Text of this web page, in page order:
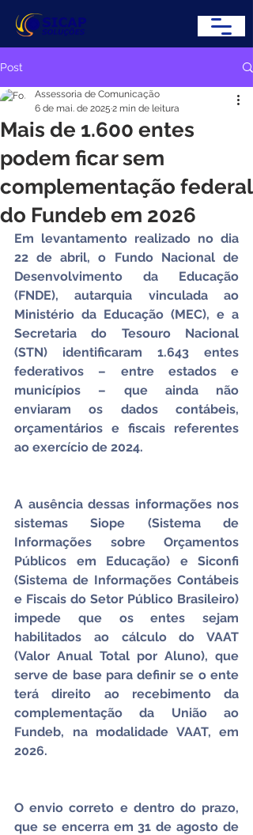
Post
Mais de 1.600 entes
podem ficar sem
complementação federal
do Fundeb em 2026
Assessoria de Comunicação
6 de mai. de 2025 2 min de leitura
Em levantamento realizado no dia
22 de abril, o Fundo Nacional de
Desenvolvimento da Educação
(FNDE), autarquia vinculada ao
Ministério da Educação (MEC), e a
Secretaria do Tesouro Nacional
(STN) identificaram 1.643 entes
federativos – entre estados e
municípios – que ainda não
enviaram os dados contábeis,
orçamentários e fiscais referentes
ao exercício de 2024.
A ausência dessas informações nos
sistemas Siope (Sistema de
Informações sobre Orçamentos
Públicos em Educação) e Siconfi
(Sistema de Informações Contábeis
e Fiscais do Setor Público Brasileiro)
impede que os entes sejam
habilitados ao cálculo do VAAT
(Valor Anual Total por Aluno), que
serve de base para definir se o ente
terá direito ao recebimento da
complementação da União ao
Fundeb, na modalidade VAAT, em
2026.
O envio correto e dentro do prazo,
que se encerra em 31 de agosto de